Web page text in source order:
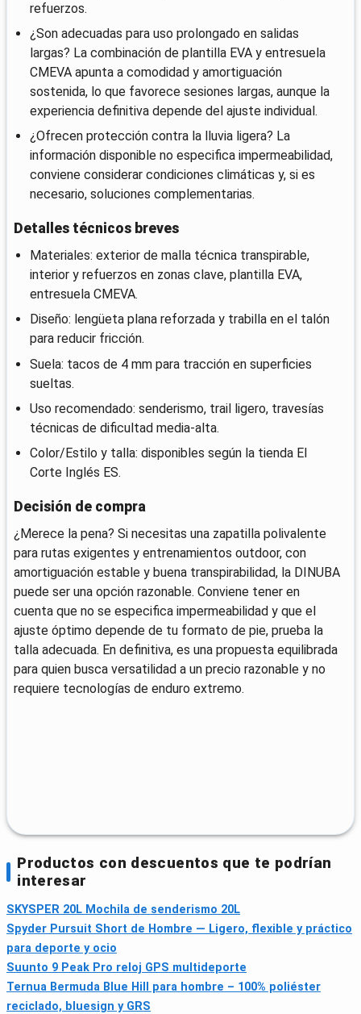
refuerzos.
¿Son adecuadas para uso prolongado en salidas
largas? La combinación de plantilla EVA y entresuela
CMEVA apunta a comodidad y amortiguación
sostenida, lo que favorece sesiones largas, aunque la
experiencia definitiva depende del ajuste individual.
¿Ofrecen protección contra la lluvia ligera? La
información disponible no especifica impermeabilidad,
conviene considerar condiciones climáticas y, si es
necesario, soluciones complementarias.
Detalles técnicos breves
Materiales: exterior de malla técnica transpirable,
interior y refuerzos en zonas clave, plantilla EVA,
entresuela CMEVA.
Diseño: lengüeta plana reforzada y trabilla en el talón
para reducir fricción.
Suela: tacos de 4 mm para tracción en superficies
sueltas.
Uso recomendado: senderismo, trail ligero, travesías
técnicas de dificultad media-alta.
Color/Estilo y talla: disponibles según la tienda El
Corte Inglés ES.
Decisión de compra
¿Merece la pena? Si necesitas una zapatilla polivalente
para rutas exigentes y entrenamientos outdoor, con
amortiguación estable y buena transpirabilidad, la DINUBA
puede ser una opción razonable. Conviene tener en
cuenta que no se especifica impermeabilidad y que el
ajuste óptimo depende de tu formato de pie, prueba la
talla adecuada. En definitiva, es una propuesta equilibrada
para quien busca versatilidad a un precio razonable y no
requiere tecnologías de enduro extremo.
Productos con descuentos que te podrían
interesar
SKYSPER 20L Mochila de senderismo 20L
Spyder Pursuit Short de Hombre — Ligero, flexible y práctico
para deporte y ocio
Suunto 9 Peak Pro reloj GPS multideporte
Ternua Bermuda Blue Hill para hombre – 100% poliéster
reciclado, bluesign y GRS